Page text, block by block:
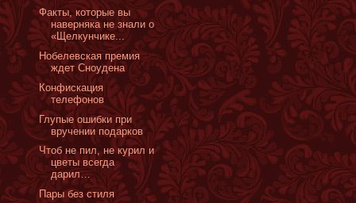
Факты, которые вы
наверняка не знали о
«Щелкунчике...
Нобелевская премия
ждет Сноудена
Конфискация
телефонов
Глупые ошибки при
вручении подарков
Чтоб не пил, не курил и
цветы всегда
дарил…
Пары без стиля